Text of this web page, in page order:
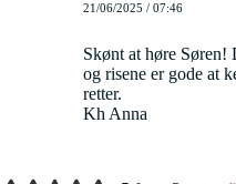
21/06/2025 / 07:46
Skønt at høre Søren!
og risene er gode at
retter.
Kh Anna